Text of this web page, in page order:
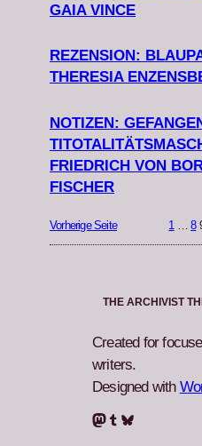
GAIA VINCE
REZENSION:
THERESIA
NOTIZEN:
FRIEDRICH VON
FISCHER
Vorherige Seite 1 8
THE ARCHIVIST
Created for
writers.
Designed with
Mastodon Tumblr Bluesky